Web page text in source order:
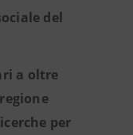
del
a oltre
per